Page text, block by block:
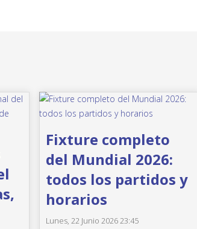
Fixture completo
del Mundial 2026:
todos los partidos y
horarios
Lunes, 22 Junio 2026 23:45